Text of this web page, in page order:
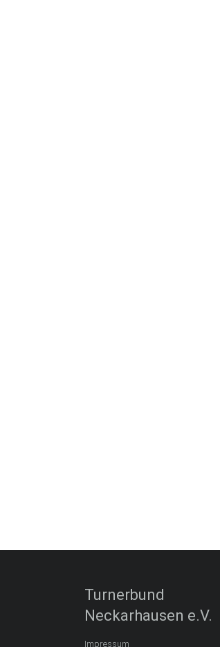
Turnerbund
Neckarhausen e.V.
Impressum